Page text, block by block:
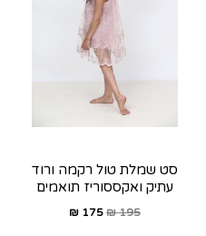
סט שמלת טול רקמה ורוד
עתיק ואקססוריז תואמים
195
₪
175
₪